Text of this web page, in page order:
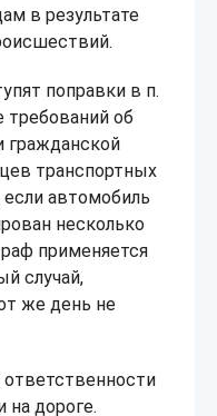
в результате
поправки в п.
об
гражданской
транспортных
если автомобиль
несколько
применяется
случай,
же день не
на дороге.